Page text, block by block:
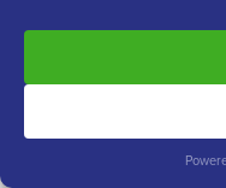
visitare un sito web
Per una guida
sucome fare ricerca